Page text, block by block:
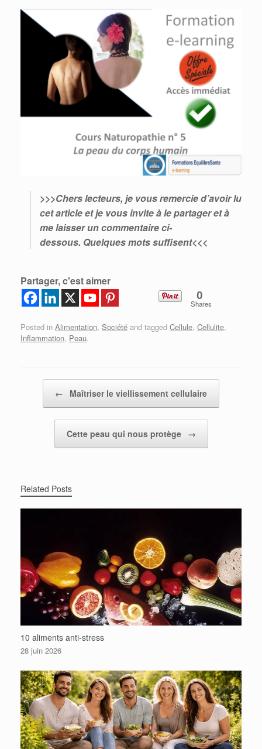
>>>Chers lecteurs, je vous remercie d’avoir lu
cet article et je vous invite à le partager et à
me laisser un commentaire ci-
dessous. Quelques mots suffisent<<<
Partager, c'est aimer
0
Shares
Posted in Alimentation, Société and tagged Cellule, Cellulite,
Inflammation, Peau.
Post navigation
← Maîtriser le viellissement cellulaire
Cette peau qui nous protège →
Related Posts
10 aliments anti-stress
28 juin 2026